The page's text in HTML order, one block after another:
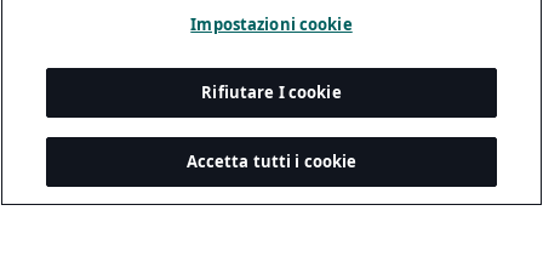
Impostazioni cookie
Rifiutare I cookie
Accetta tutti i cookie